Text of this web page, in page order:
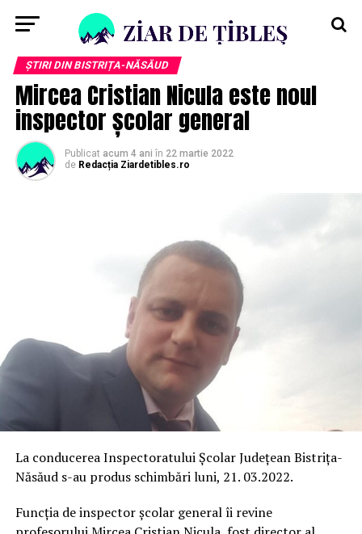
ȘTIRI DIN BISTRIȚA-NĂSĂUD
Mircea Cristian Nicula este noul
inspector școlar general
Publicat acum 4 ani în 22 martie 2022
de Redacția Ziardetibles.ro
La conducerea Inspectoratului Școlar Județean Bistrița-
Năsăud s-au produs schimbări luni, 21. 03.2022.
Funcția de inspector școlar general îi revine